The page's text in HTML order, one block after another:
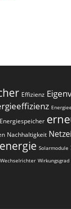
Effizienz
Energiespeicher
Nachhaltigkeit
Solarmodule
Wechselrichter Wirkungsgrad